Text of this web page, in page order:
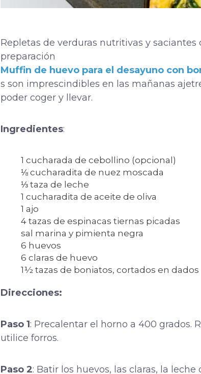
Repletas de verduras nutritivas y
preparación
Muffin de huevo para el desayuno con
s son imprescindibles en las mañanas
poder coger y llevar.
Ingredientes:
1 cucharada de cebollino (opcional)
⅛ cucharadita de nuez moscada
⅓ taza de leche
1 cucharadita de aceite de oliva
1 ajo
4 tazas de espinacas tiernas picadas
sal marina y pimienta negra
6 huevos
6 claras de huevo
1½ tazas de boniatos, cortados en dados
Direcciones:
Paso 1: Precalentar el horno a 400 grados.
utilice forros.
Paso 2: Batir los huevos, las claras, la